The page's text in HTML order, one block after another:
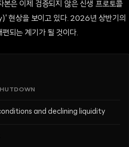
은 이제 검증되지 않은 신생 프로토콜
현상을 보이고 있다. 2026년 상반기의
되는 계기가 될 것이다.
and declining liquidity